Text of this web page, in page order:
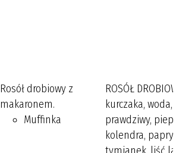
Rosół drobiowy z
makaronem.
Muffinka
ROSÓŁ
kurczaka, woda,
prawdziwy,
kolendra,